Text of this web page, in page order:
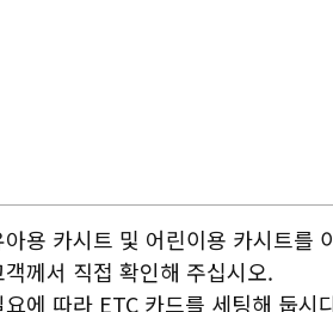
아용 카시트 및 어린이용 카시트를
객께서 직접 확인해 주십시오.
요에 따라 ETC 카드를 세팅해 둡시